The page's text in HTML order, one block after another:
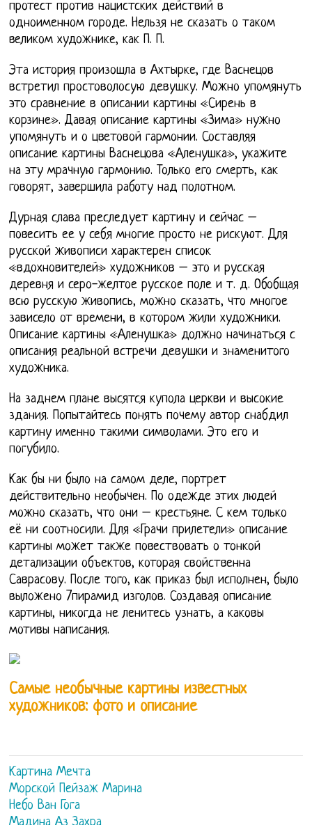
протест против нацистских действий в
одноименном городе. Нельзя не сказать о таком
великом художнике, как П. П.
Эта история произошла в Ахтырке, где Васнецов
встретил простоволосую девушку. Можно упомянуть
это сравнение в описании картины «Сирень в
корзине». Давая описание картины «Зима» нужно
упомянуть и о цветовой гармонии. Составляя
описание картины Васнецова «Аленушка», укажите
на эту мрачную гармонию. Только его смерть, как
говорят, завершила работу над полотном.
Дурная слава преследует картину и сейчас –
повесить ее у себя многие просто не рискуют. Для
русской живописи характерен список
«вдохновителей» художников – это и русская
деревня и серо-желтое русское поле и т. д. Обобщая
всю русскую живопись, можно сказать, что многое
зависело от времени, в котором жили художники.
Описание картины «Аленушка» должно начинаться с
описания реальной встречи девушки и знаменитого
художника.
На заднем плане высятся купола церкви и высокие
здания. Попытайтесь понять почему автор снабдил
картину именно такими символами. Это его и
погубило.
Как бы ни было на самом деле, портрет
действительно необычен. По одежде этих людей
можно сказать, что они – крестьяне. С кем только
её ни соотносили. Для «Грачи прилетели» описание
картины может также повествовать о тонкой
детализации объектов, которая свойственна
Саврасову. После того, как приказ был исполнен, было
выложено 7пирамид изголов. Создавая описание
картины, никогда не ленитесь узнать, а каковы
мотивы написания.
Самые необычные картины известных
художников: фото и описание
Картина Мечта
Морской Пейзаж Марина
Небо Ван Гога